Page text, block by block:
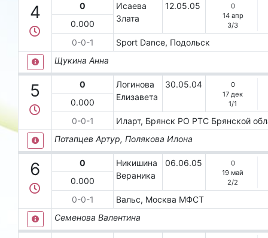
4 0
Исаева
Злата
12.05.05
0
14 апр
3/3
0.000
0-0-1
Sроrt Dаnсе, Подольск
Щукина Анна
5 0
Логинова
Елизавета
30.05.04
0
17 дек
1/1
0.000
0-0-1
Иларт, Брянск РО РТС Брянской
Потапцев Артур, Полякова Илона
6 0
Никишина
Вераника
06.06.05
0
19 май
2/2
0.000
0-0-1
Вальс, Москва МФСТ
Семенова Валентина